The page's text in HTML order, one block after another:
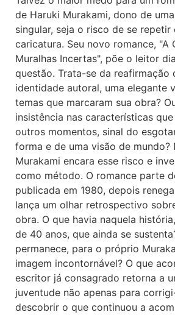
de Haruki Murakami, dono de
singular, seja o risco de se repetir
caricatura. Seu novo romance, "A
Muralhas Incertas", põe o leitor
questão. Trata-se da reafirmação
identidade autoral, uma elegante
temas que marcaram sua obra?
insistência nas características
outros momentos, sinal do
forma e de uma visão de mundo?
Murakami encara esse risco e
como método. O romance parte
publicada em 1980, depois
lança um olhar retrospectivo
obra. O que havia naquela
de 40 anos, que ainda se
permanece, para o próprio
imagem incontornável? O que
escritor já consagrado retorna a
juventude não apenas para
descobrir o que continuou a